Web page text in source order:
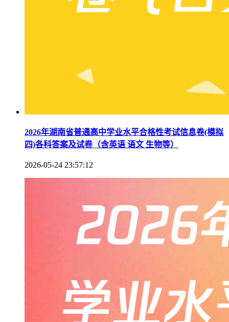
2026年湖南省普通高中学业水平合格性考试信息卷(模拟
四)各科答案及试卷（含英语 语文 生物等）
2026-05-24 23:57:12